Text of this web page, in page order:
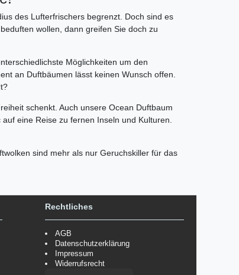
des Lufterfrischers begrenzt. Doch sind es
wollen, dann greifen Sie doch zu
Möglichkeiten um den
an Duftbäumen lässt keinen Wunsch offen.
schenkt. Auch unsere Ocean Duftbaum
eine Reise zu fernen Inseln und Kulturen.
sind mehr als nur Geruchskiller für das
Rechtliches
AGB
Datenschutzerklärung
Impressum
Widerrufsrecht